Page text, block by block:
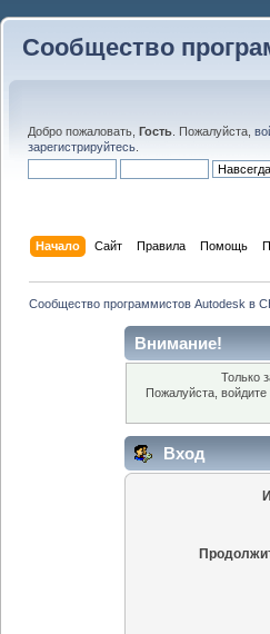
Сообщество
Добро пожаловать, Гость . Пожалуйста,
зарегистрируйтесь
Начало Сайт Правила Помощь
Сообщество программистов Autodesk в
Внимание!
Только
Пожалуйста, войдите
Вход